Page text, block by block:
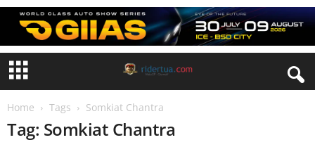
Home Tags Somkiat Chantra
Tag: Somkiat Chantra